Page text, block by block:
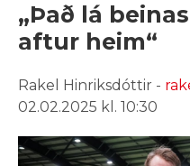
„Það lá
aftur heim“
Rakel Hinriksdóttir -
02.02.2025 kl. 10:30